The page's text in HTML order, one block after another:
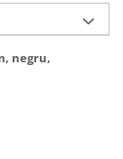
negru,